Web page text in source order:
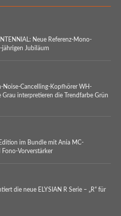
Neue Referenz-Mono-
jährigen Jubiläum
Noise-Cancelling-Kopfhörer WH-
interpretieren die Trendfarbe Grün
im Bundle mit Ania MC-
Fono-Vorverstärker
die neue ELYSIAN R Serie – „R“ für